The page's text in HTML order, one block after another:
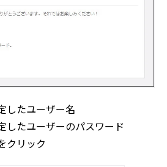
したユーザー名
したユーザーのパスワード
クリック